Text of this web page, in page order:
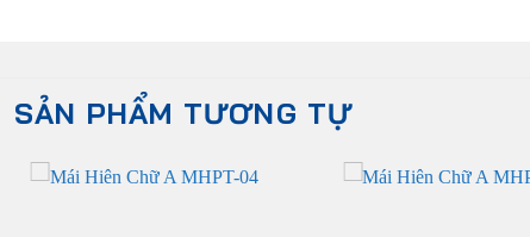
SẢN PHẨM TƯƠNG TỰ